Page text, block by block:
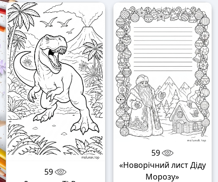
59
59
«Новорічний лист Діду
Морозу»